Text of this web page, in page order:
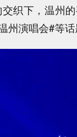
织下，温州
演唱会#等话